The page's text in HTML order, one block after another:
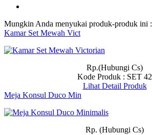
Mungkin Anda menyukai produk-produk ini :
Kamar Set Mewah Vict
Rp.(Hubungi Cs)
Kode Produk : SET 42
Lihat Detail Produk
Meja Konsul Duco Min
Rp. (Hubungi Cs)